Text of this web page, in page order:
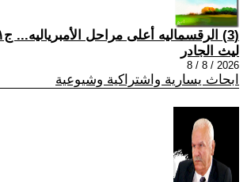
(3) الرقسماليه أعلى مراحل الأمبرياليه... ج١١
ليث الجادر
2026 / 8 / 8
ابحاث يسارية واشتراكية وشيوعية